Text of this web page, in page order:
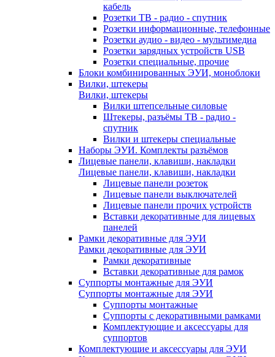
кабель
Розетки ТВ - радио - спутник
Розетки информационные, телефонные
Розетки аудио - видео - мультимедиа
Розетки зарядных устройств USB
Розетки специальные, прочие
Блоки комбинированных ЭУИ, моноблоки
Вилки, штекеры
Вилки, штекеры
Вилки штепсельные силовые
Штекеры, разъёмы ТВ - радио -
спутник
Вилки и штекеры специальные
Наборы ЭУИ. Комплекты разъёмов
Лицевые панели, клавиши, накладки
Лицевые панели, клавиши, накладки
Лицевые панели розеток
Лицевые панели выключателей
Лицевые панели прочих устройств
Вставки декоративные для лицевых
панелей
Рамки декоративные для ЭУИ
Рамки декоративные для ЭУИ
Рамки декоративные
Вставки декоративные для рамок
Суппорты монтажные для ЭУИ
Суппорты монтажные для ЭУИ
Суппорты монтажные
Суппорты с декоративными рамками
Комплектующие и аксессуары для
суппортов
Комплектующие и аксессуары для ЭУИ